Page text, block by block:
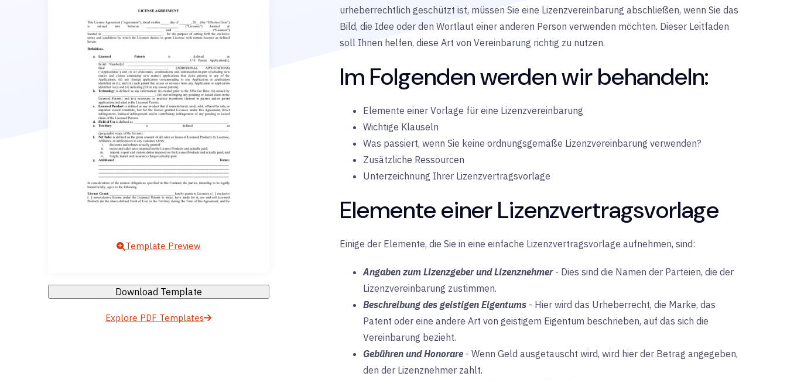
Template Preview
Download Template
Explore PDF Templates
urheberrechtlich geschützt ist, müssen Sie eine Lizenzvereinbarung abschließen, wenn Sie das
Bild, die Idee oder den Wortlaut einer anderen Person verwenden möchten. Dieser Leitfaden
soll Ihnen helfen, diese Art von Vereinbarung richtig zu nutzen.
Im Folgenden werden wir behandeln:
Elemente einer Vorlage für eine Lizenzvereinbarung
Wichtige Klauseln
Was passiert, wenn Sie keine ordnungsgemäße Lizenzvereinbarung verwenden?
Zusätzliche Ressourcen
Unterzeichnung Ihrer Lizenzvertragsvorlage
Elemente einer Lizenzvertragsvorlage
Einige der Elemente, die Sie in eine einfache Lizenzvertragsvorlage aufnehmen, sind:
Angaben zum Lizenzgeber und Lizenznehmer- Dies sind die Namen der Parteien, die der
Lizenzvereinbarung zustimmen.
Beschreibung des geistigen Eigentums- Hier wird das Urheberrecht, die Marke, das
Patent oder eine andere Art von geistigem Eigentum beschrieben, auf das sich die
Vereinbarung bezieht.
Gebühren und Honorare- Wenn Geld ausgetauscht wird, wird hier der Betrag angegeben,
den der Lizenznehmer zahlt.